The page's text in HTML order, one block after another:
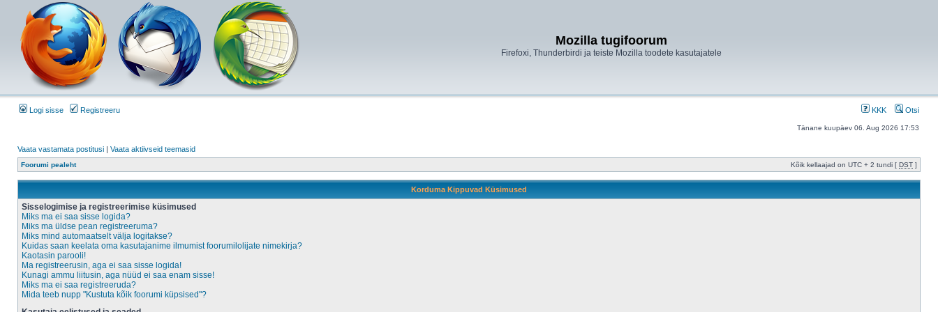
Mozilla tugifoorum
Firefoxi, Thunderbirdi ja teiste Mozilla toodete kasutajatele
Logi sisse Registreeru KKK Otsi
Tänane kuupäev 06. Aug 2026 17:53
Vaata vastamata postitusi | Vaata aktiivseid teemasid
Foorumi pealeht Kõik kellaajad on UTC + 2 tundi [ DST ]
Korduma Kippuvad Küsimused
Sisselogimise ja registreerimise küsimused
Miks ma ei saa sisse logida?
Miks ma üldse pean registreeruma?
Miks mind automaatselt välja logitakse?
Kuidas saan keelata oma kasutajanime ilmumist foorumilolijate nimekirja?
Kaotasin parooli!
Ma registreerusin, aga ei saa sisse logida!
Kunagi ammu liitusin, aga nüüd ei saa enam sisse!
Miks ma ei saa registreeruda?
Mida teeb nupp "Kustuta kõik foorumi küpsised"?